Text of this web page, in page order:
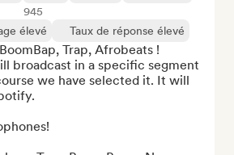
945
élevé
Taux de réponse élevé
Trap, Afrobeats !
broadcast in a specific segment
we have selected it. It will